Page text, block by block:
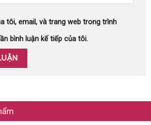
tôi, email, và trang web trong trình
bình luận kế tiếp của tôi.